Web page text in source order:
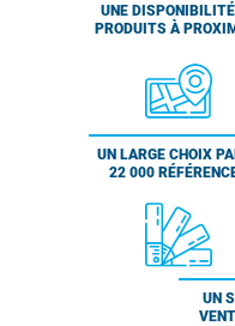
UNE
PRODUITS À
UN LARGE CHOIX
22 000
UN